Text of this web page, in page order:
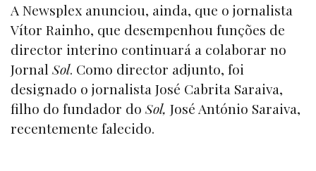
A Newsplex anunciou, ainda, que o jornalista
Vítor Rainho, que desempenhou funções de
director interino continuará a colaborar no
Jornal Sol. Como director adjunto, foi
designado o jornalista José Cabrita Saraiva,
filho do fundador do Sol, José António Saraiva,
recentemente falecido.